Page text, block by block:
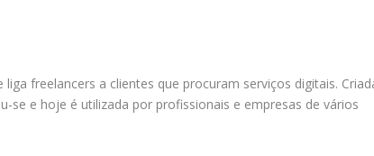
freelancers a clientes que procuram serviços digitais.
se e hoje é utilizada por profissionais e empresas de vários